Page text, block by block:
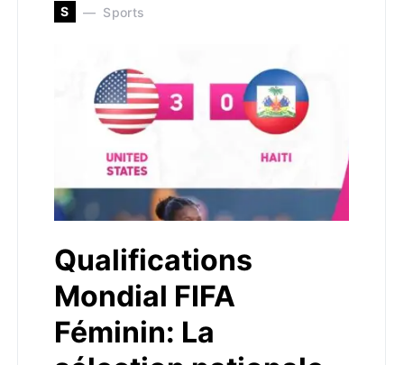
S Sports
Qualifications
Mondial FIFA
Féminin: La